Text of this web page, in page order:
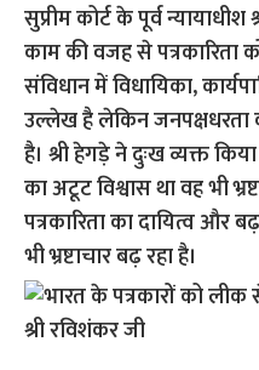
सुप्रीम कोर्ट के पूर्व
काम की वजह से पत्रकारिता
संविधान में विधायिका,
उल्लेख है लेकिन जनपक्षधरता
है। श्री हेगड़े ने दुःख व्यक्त
का अटूट विश्वास था वह भी
पत्रकारिता का दायित्व और
भी भ्रष्टाचार बढ़ रहा है।